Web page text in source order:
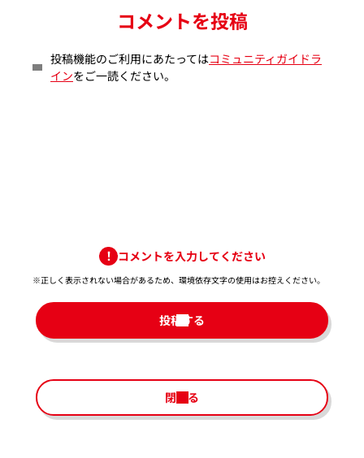
コメントを投稿
投稿機能のご利用にあたってはコミュニティガイドラ
インをご一読ください。
コメントを入力してください
※正しく表示されない場合があるため、環境依存文字の使用はお控えください。​
投稿する
閉じる